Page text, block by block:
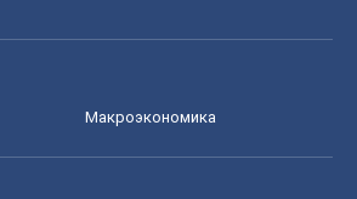
Mакроэкономика